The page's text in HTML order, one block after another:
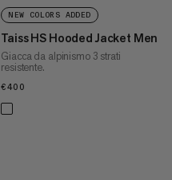
NEW COLORS ADDED
Taiss HS Hooded Jacket Men
Giacca da alpinismo 3 strati
resistente.
€400